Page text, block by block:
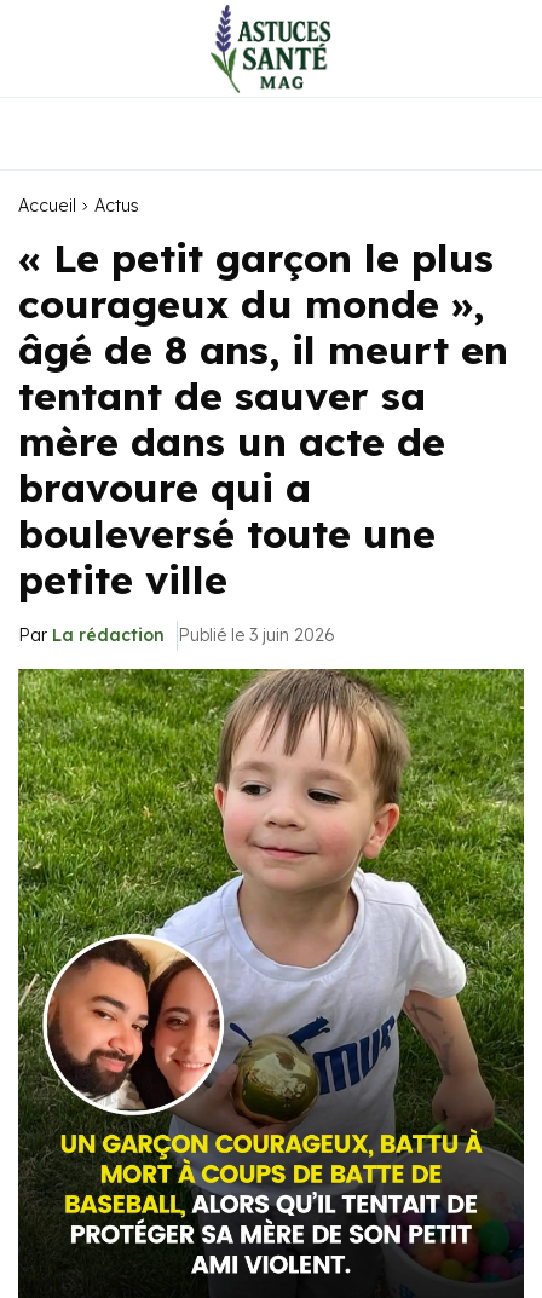
Accueil Actus
« Le petit garçon le plus
courageux du monde »,
âgé de 8 ans, il meurt en
tentant de sauver sa
mère dans un acte de
bravoure qui a
bouleversé toute une
petite ville
Par La rédaction Publié le 3 juin 2026